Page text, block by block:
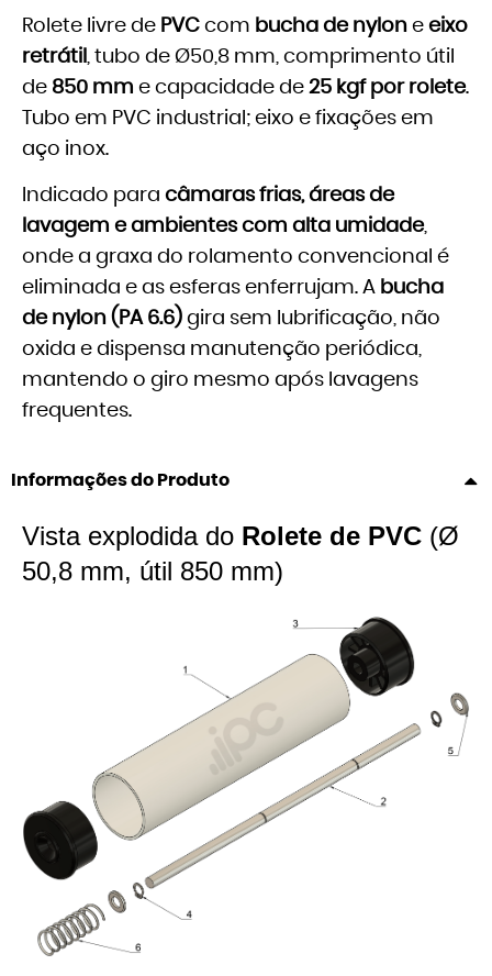
Rolete livre de PVC com bucha de nylon e eixo
retrátil , tubo de Ø50,8 mm, comprimento útil
de 850 mm e capacidade de 25 kgf por rolete.
Tubo em PVC industrial; eixo e fixações em
aço inox.
Indicado para câmaras frias, áreas de
lavagem e ambientes com alta umidade,
onde a graxa do rolamento convencional é
eliminada e as esferas enferrujam. A bucha
de nylon (PA 6.6) gira sem lubrificação, não
oxida e dispensa manutenção periódica,
mantendo o giro mesmo após lavagens
frequentes.
Informações do Produto
Vista explodida do Rolete de PVC (Ø
50,8 mm, útil 850 mm)